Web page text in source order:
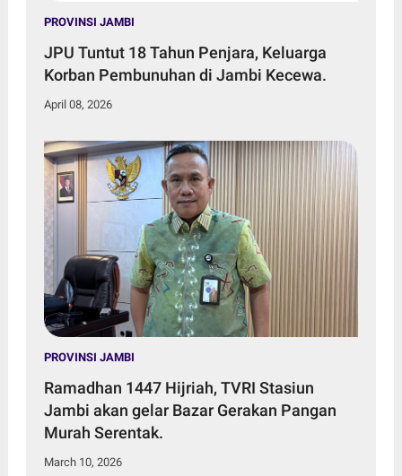
PROVINSI JAMBI
JPU Tuntut 18 Tahun Penjara, Keluarga
Korban Pembunuhan di Jambi Kecewa.
April 08, 2026
PROVINSI JAMBI
Ramadhan 1447 Hijriah, TVRI Stasiun
Jambi akan gelar Bazar Gerakan Pangan
Murah Serentak.
March 10, 2026